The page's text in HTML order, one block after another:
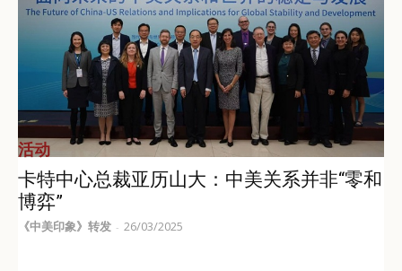
活动
卡特中心总裁亚历山大：中美关系并非“零和
博弈”
《中美印象》转发 - 26/03/2025